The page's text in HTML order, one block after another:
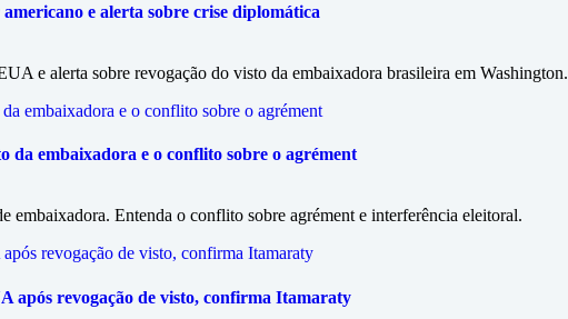
e alerta sobre crise diplomática
e alerta sobre revogação do visto da embaixadora brasileira em Washington.
da embaixadora e o conflito sobre o agrément
Entenda o conflito sobre agrément e interferência eleitoral.
após revogação de visto, confirma Itamaraty